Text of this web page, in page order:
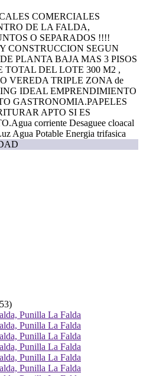
COMERCIALES
DE LA FALDA,
O SEPARADOS !!!!
CONSTRUCCION SEGUN
PLANTA BAJA MAS 3 PISOS
TOTAL DEL LOTE 300 M2 ,
VEREDA TRIPLE ZONA de
IDEAL EMPRENDIMIENTO
GASTRONOMIA.PAPELES
APTO SI ES
corriente Desaguee cloacal
Agua Potable Energia trifasica